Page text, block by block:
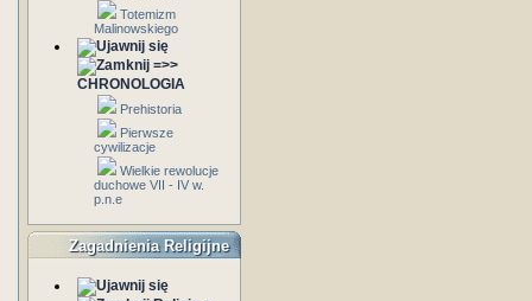
Totemizm
Malinowskiego
=>>
CHRONOLOGIA
Prehistoria
Pierwsze
cywilizacje
Wielkie rewolucje
duchowe VII - IV w.
p.n.e
Zagadnienia Religijne